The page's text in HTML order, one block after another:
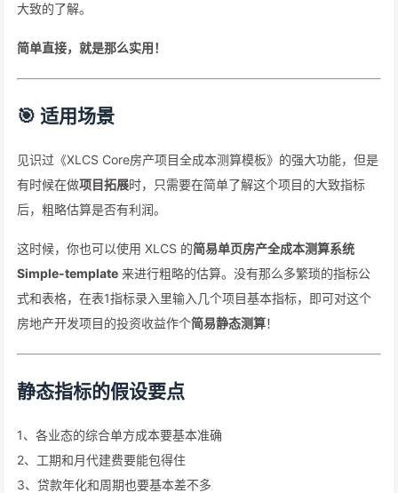
大致的了解。
简单直接，就是那么实用！
🎯 适用场景
见识过《XLCS Core房产项目全成本测算模板》的强大功能，但是
有时候在做项目拓展时，只需要在简单了解这个项目的大致指标
后，粗略估算是否有利润。
这时候，你也可以使用 XLCS 的简易单页房产全成本测算系统
Simple-template 来进行粗略的估算。没有那么多繁琐的指标公
式和表格，在表1指标录入里输入几个项目基本指标，即可对这个
房地产开发项目的投资收益作个简易静态测算！
静态指标的假设要点
1、各业态的综合单方成本要基本准确
2、工期和月代建费要能包得住
3、贷款年化和周期也要基本差不多